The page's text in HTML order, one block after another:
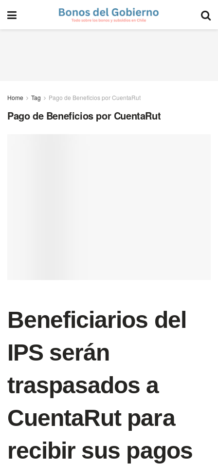
Home Tag Pago de Beneficios por CuentaRut
Pago de Beneficios por CuentaRut
Beneficiarios del
IPS serán
traspasados a
CuentaRut para
recibir sus pagos